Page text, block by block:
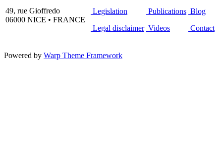
49, rue Gioffredo
06000 NICE • FRANCE
Legislation
Legal disclaimer
Publications
Videos
Blog
Contact
Powered by Warp Theme Framework